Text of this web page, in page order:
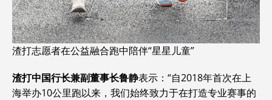
渣打志愿者在公益融合跑中陪伴“星星儿童”
渣打中国行长兼副董事长鲁静表示：“自2018年首次在上
海举办10公里跑以来，我们始终致力于在打造专业赛事的